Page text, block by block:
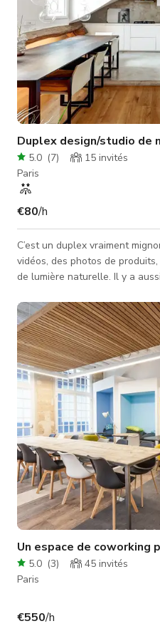
5.0 (7) 15 invités
Paris
€80/h
C’est un duplex vraiment
vidéos, des photos de
de lumière naturelle. Il y a
5.0 (3) 45 invités
Paris
€550/h